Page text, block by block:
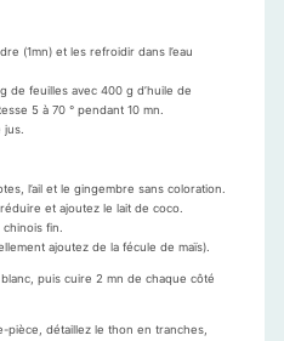
(1mn) et les refroidir dans l’eau
de feuilles avec 400 g d’huile de
5 à 70 ° pendant 10 mn.
l’ail et le gingembre sans coloration.
et ajoutez le lait de coco.
fin.
ajoutez de la fécule de maïs).
puis cuire 2 mn de chaque côté
pièce, détaillez le thon en tranches,